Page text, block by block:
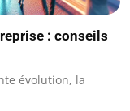
: conseils
évolution, la